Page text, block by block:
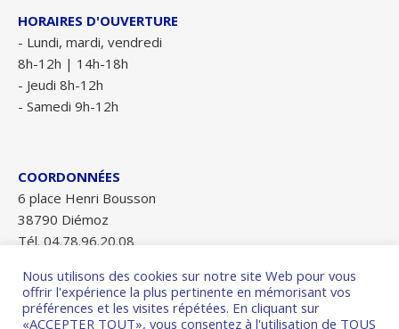
HORAIRES D'OUVERTURE
- Lundi, mardi, vendredi
8h-12h | 14h-18h
- Jeudi 8h-12h
- Samedi 9h-12h
COORDONNÉES
6 place Henri Bousson
38790 Diémoz
Tél. 04.78.96.20.08
mairie-diemoz@wanadoo.fr
Nous utilisons des cookies sur notre site Web pour vous
offrir l'expérience la plus pertinente en mémorisant vos
préférences et les visites répétées. En cliquant sur
«ACCEPTER TOUT», vous consentez à l'utilisation de TOUS